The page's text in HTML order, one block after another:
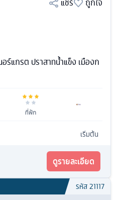
ร์แกรต ปราสาทน้ำแข็ง เมืองก
ที่พัก
เริ่มต้น
ดูรายละเอียด
รหัส21117